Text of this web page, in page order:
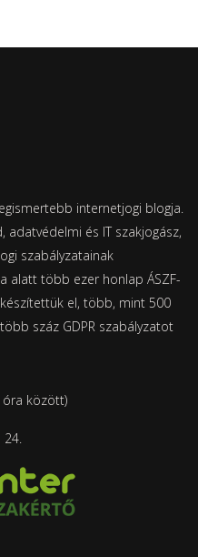
internetjogi blogja.
adatvédelmi és IT szakjogász,
szabályzatainak
alatt több ezer honlap ÁSZF-
el, több, mint 500
száz GDPR szabályzatot
óra között)
24.